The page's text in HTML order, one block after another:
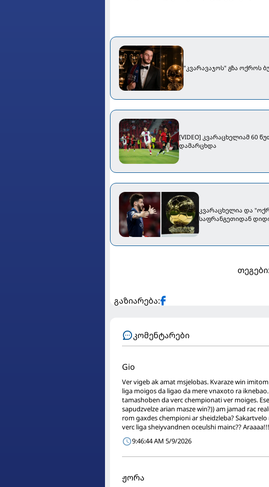
"კვარავაჯოს" გზა ოქროს
[VIDEO] კვარაცხელიამ 60
დამარცხდა
კვარაცხელია და
საფრანგეთიდან
თეგები:
გაზიარება:
კომენტარები
Gio
Ver vigeb ak amat msjelobas. Kvaraze win
liga moigos da ligao da mere vnaxoto ra
tamashoben da verc chempionati ver moiges.
sapudzvelze arian masze win?)) am jamad rac
rom gaxdes chempioni ar sheidzleba?
verc liga sheiyvandnen oceulshi mainc?? Araaaa!!!
9:46:44 AM 5/9/2026
ჟორა